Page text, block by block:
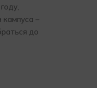
–
до